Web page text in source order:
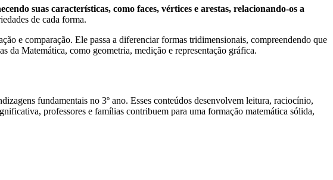
suas características, como faces, vértices e arestas, relacionando-os a
de cada forma.
e comparação. Ele passa a diferenciar formas tridimensionais, compreendendo que
da Matemática, como geometria, medição e representação gráfica.
fundamentais no 3º ano. Esses conteúdos desenvolvem leitura, raciocínio,
professores e famílias contribuem para uma formação matemática sólida,